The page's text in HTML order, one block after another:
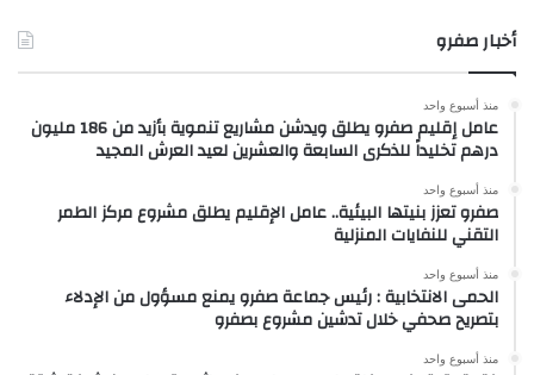
أخبار صفرو
منذ أسبوع واحد
عامل إقليم صفرو يطلق ويدشن مشاريع تنموية بأزيد من 186 مليون
درهم تخليداً للذكرى السابعة والعشرين لعيد العرش المجيد
منذ أسبوع واحد
صفرو تعزز بنيتها البيئية.. عامل الإقليم يطلق مشروع مركز الطمر
التقني للنفايات المنزلية
منذ أسبوع واحد
الحمى الانتخابية : رئيس جماعة صفرو يمنع مسؤول من الإدلاء
بتصريح صحفي خلال تدشين مشروع بصفرو
منذ أسبوع واحد